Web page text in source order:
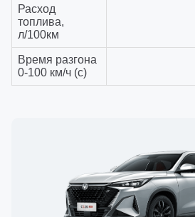
Расход
топлива,
л/100км
Время разгона
0-100 км/ч (с)